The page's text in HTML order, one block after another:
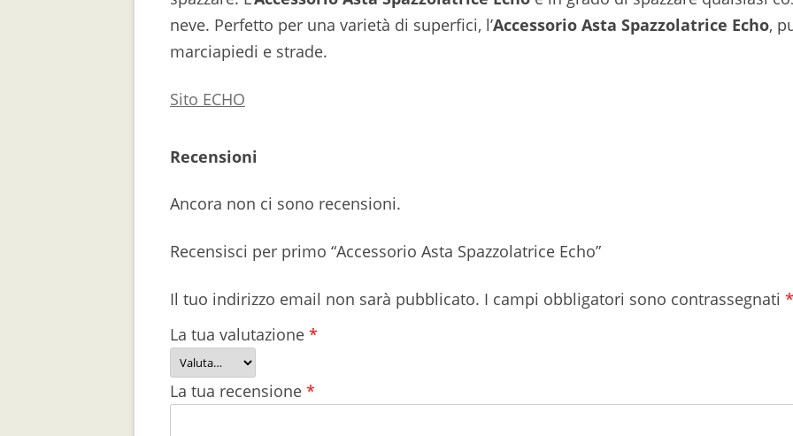
neve. Perfetto per una varietà di superfici, l’Accessorio Asta Spazzolatrice Echo,
marciapiedi e strade.
Sito ECHO
Recensioni
Ancora non ci sono recensioni.
Recensisci per primo “Accessorio Asta Spazzolatrice Echo”
Il tuo indirizzo email non sarà pubblicato. I campi obbligatori sono contrassegnati *
La tua valutazione *
La tua recensione *